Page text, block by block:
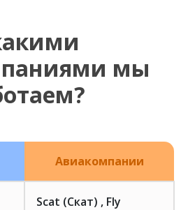
мы
Авиакомпании
Scat (Скат) , Fly